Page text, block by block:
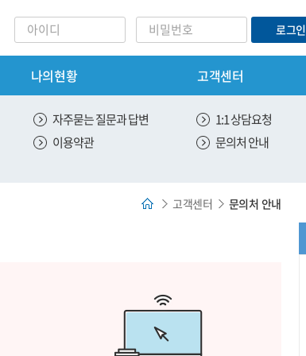
로그인
회원가입
나의현황 고객센터
서비스 관리
유효한 서비스 조회
자주묻는 질문과 답변
1:1 상담요청
이용약관
문의처 안내
고객센터 문의처 안내